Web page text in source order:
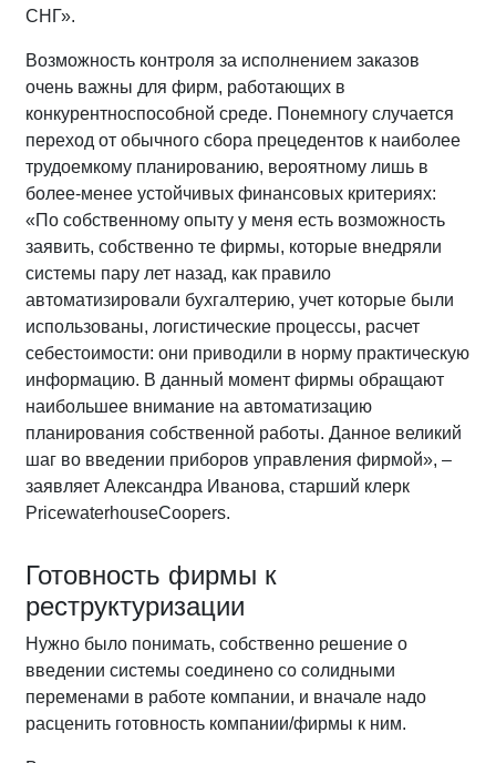
СНГ».
Возможность контроля за исполнением заказов
очень важны для фирм, работающих в
конкурентноспособной среде. Понемногу случается
переход от обычного сбора прецедентов к наиболее
трудоемкому планированию, вероятному лишь в
более-менее устойчивых финансовых критериях:
«По собственному опыту у меня есть возможность
заявить, собственно те фирмы, которые внедряли
системы пару лет назад, как правило
автоматизировали бухгалтерию, учет которые были
использованы, логистические процессы, расчет
себестоимости: они приводили в норму практическую
информацию. В данный момент фирмы обращают
наибольшее внимание на автоматизацию
планирования собственной работы. Данное великий
шаг во введении приборов управления фирмой», –
заявляет Александра Иванова, старший клерк
PricewaterhouseCoopers.
Готовность фирмы к
реструктуризации
Нужно было понимать, собственно решение о
введении системы соединено со солидными
переменами в работе компании, и вначале надо
расценить готовность компании/фирмы к ним.